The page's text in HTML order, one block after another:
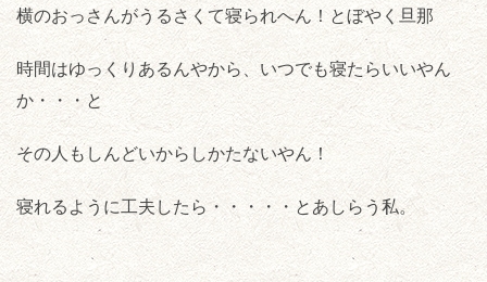
横のおっさんがうるさくて寝られへん！とぼやく旦那
時間はゆっくりあるんやから、いつでも寝たらいいやん
か・・・と
その人もしんどいからしかたないやん！
寝れるように工夫したら・・・・・とあしらう私。